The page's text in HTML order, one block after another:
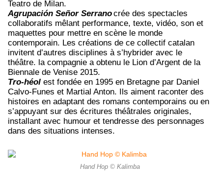
Teatro de Milan.
Agrupación Señor Serranocrée des spectacles
collaboratifs mêlant performance, texte, vidéo, son et
maquettes pour mettre en scène le monde
contemporain. Les créations de ce collectif catalan
invitent d’autres disciplines à s’hybrider avec le
théâtre. la compagnie a obtenu le Lion d’Argent de la
Biennale de Venise 2015.
Tro-héol est fondée en 1995 en Bretagne par Daniel
Calvo-Funes et Martial Anton. Ils aiment raconter des
histoires en adaptant des romans contemporains ou en
s’appuyant sur des écritures théâtrales originales,
installant avec humour et tendresse des personnages
dans des situations intenses.
Hand Hop © Kalimba